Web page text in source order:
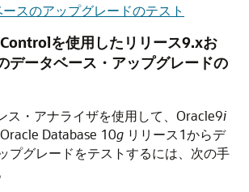
スのアップグレードのテスト
を使用したリリース9.xお
データベース・アップグレードの
ス・アナライザを使用して、Oracle9i
Database 10g リリース1からデ
プグレードをテストするには、次の手